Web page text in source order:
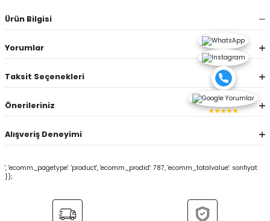
Ürün Bilgisi
Yorumlar
Taksit Seçenekleri
Önerileriniz
Alışveriş Deneyimi
', 'ecomm_pagetype': 'product', 'ecomm_prodid': 787, 'ecomm_totalvalue': sonfiyat
});
★★★★★